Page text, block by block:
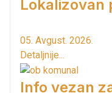
Lokalizovan
05. Avgust. 2026.
Detaljnije...
Info vezan